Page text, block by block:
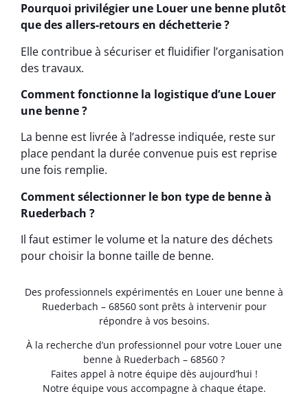
Pourquoi privilégier une Louer une benne plutôt
que des allers-retours en déchetterie ?
Elle contribue à sécuriser et fluidifier l’organisation
des travaux.
Comment fonctionne la logistique d’une Louer
une benne ?
La benne est livrée à l’adresse indiquée, reste sur
place pendant la durée convenue puis est reprise
une fois remplie.
Comment sélectionner le bon type de benne à
Ruederbach ?
Il faut estimer le volume et la nature des déchets
pour choisir la bonne taille de benne.
Des professionnels expérimentés en Louer une benne à
Ruederbach – 68560 sont prêts à intervenir pour
répondre à vos besoins.
À la recherche d’un professionnel pour votre Louer une
benne à Ruederbach – 68560 ?
Faites appel à notre équipe dès aujourd’hui !
Notre équipe vous accompagne à chaque étape.